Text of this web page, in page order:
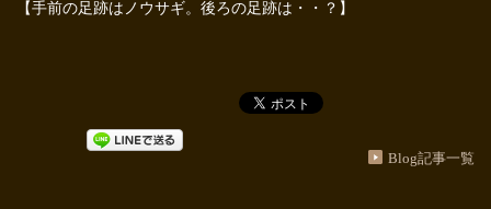
【手前の足跡はノウサギ。後ろの足跡は・・？】
Blog記事一覧